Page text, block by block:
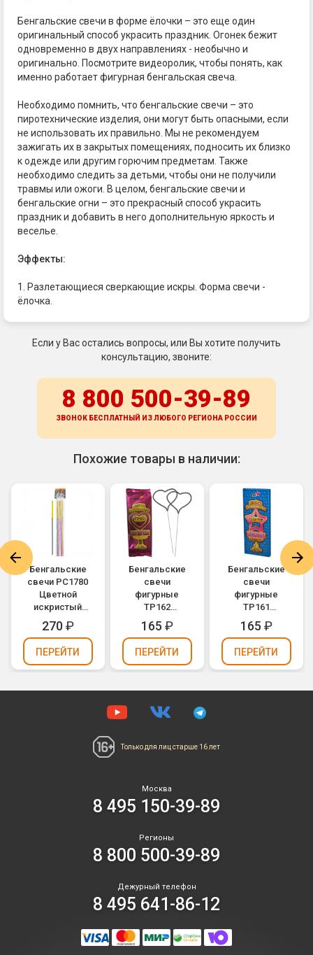
Бенгальские свечи в форме ёлочки – это еще один
оригинальный способ украсить праздник. Огонек бежит
одновременно в двух направлениях - необычно и
оригинально. Посмотрите видеоролик, чтобы понять, как
именно работает фигурная бенгальская свеча.
Необходимо помнить, что бенгальские свечи – это
пиротехнические изделия, они могут быть опасными, если
не использовать их правильно. Мы не рекомендуем
зажигать их в закрытых помещениях, подносить их близко
к одежде или другим горючим предметам. Также
необходимо следить за детьми, чтобы они не получили
травмы или ожоги. В целом, бенгальские свечи и
бенгальские огни – это прекрасный способ украсить
праздник и добавить в него дополнительную яркость и
веселье.
Эффекты:
1. Разлетающиеся сверкающие искры. Форма свечи -
ёлочка.
Если у Вас остались вопросы, или Вы хотите получить
консультацию, звоните:
8 800 500-39-89
ЗВОНОК БЕСПЛАТНЫЙ ИЗ ЛЮБОГО РЕГИОНА РОССИИ
Похожие товары в наличии:
Бенгальские
свечи РС1780
Цветной
искристый
огонь 300мм
270₽
ПЕРЕЙТИ
Бенгальские
свечи
фигурные
ТР162
"Сердечко"
165 ₽
ПЕРЕЙТИ
Бенгальские
свечи
фигурные
ТР161
"Звездочка"
165 ₽
ПЕРЕЙТИ
Только для лиц старше 16 лет
Москва
8 495 150-39-89
Регионы
8 800 500-39-89
Дежурный телефон
8 495 641-86-12